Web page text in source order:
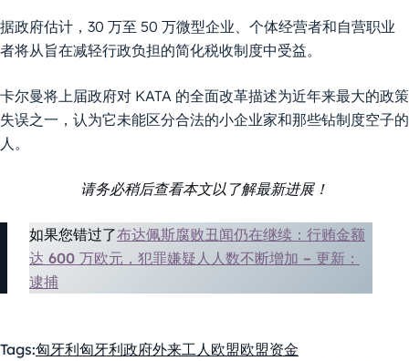
据政府估计，30 万至 50 万微型企业、个体经营者和自营职业
者将从旨在减轻行政负担的简化税收制度中受益。
卡尔曼将上届政府对 KATA 的全面改革描述为近年来最大的政策
失误之一，认为它未能区分合法的小企业家和那些钻制度空子的
人。
请务必稍后查看本文以了解最新进展！
如果您错过了布达佩斯腐败丑闻仍在继续：行贿金额
达 600 万欧元，犯罪嫌疑人人数不断增加 – 更新：
逮捕
Tags:匈牙利匈牙利政府外来工人 欧盟欧盟资金